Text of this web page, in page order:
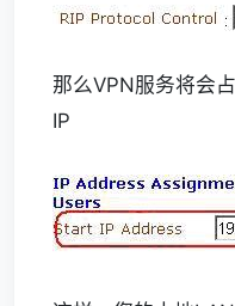
那么VPN服务将会
IP